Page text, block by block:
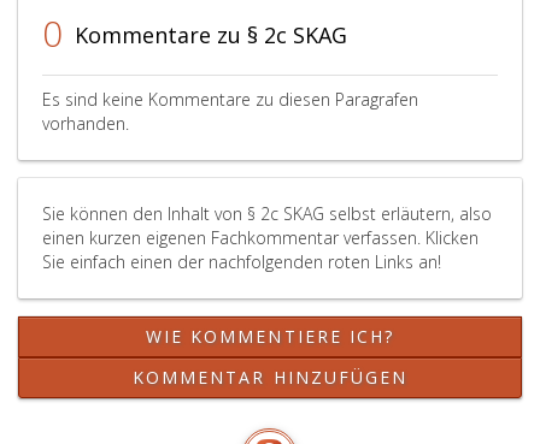
0 Kommentare zu § 2c SKAG
Es sind keine Kommentare zu diesen Paragrafen
vorhanden.
Sie können den Inhalt von § 2c SKAG selbst erläutern, also
einen kurzen eigenen Fachkommentar verfassen. Klicken
Sie einfach einen der nachfolgenden roten Links an!
WIE KOMMENTIERE ICH?
KOMMENTAR HINZUFÜGEN